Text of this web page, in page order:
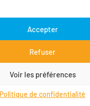
Accepter
Refuser
Voir les préférences
Politique de confidentialité